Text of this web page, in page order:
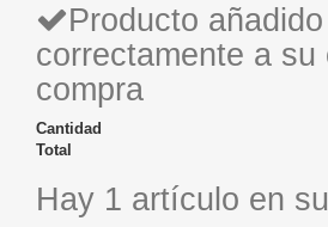
Producto añadido
correctamente a su
compra
Cantidad
Total
Hay 1 artículo en